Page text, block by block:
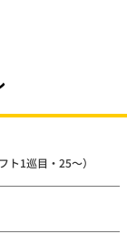
ト1巡目・25～）